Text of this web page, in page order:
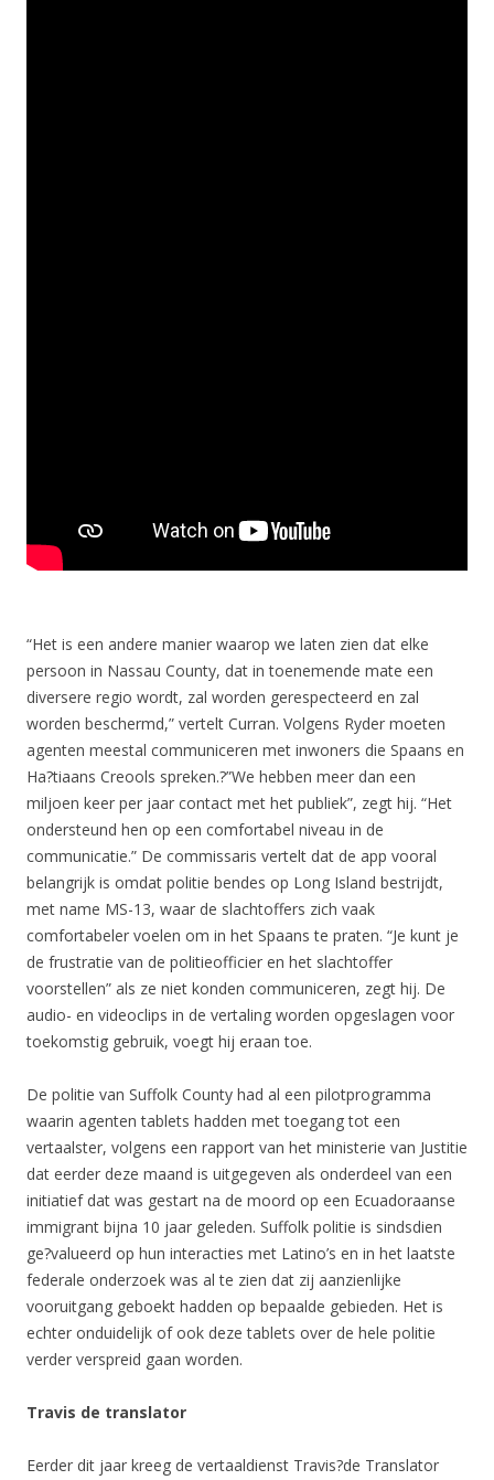
“Het is een andere manier waarop we laten zien dat elke
persoon in Nassau County, dat in toenemende mate een
diversere regio wordt, zal worden gerespecteerd en zal
worden beschermd,” vertelt Curran. Volgens Ryder moeten
agenten meestal communiceren met inwoners die Spaans en
Ha?tiaans Creools spreken.?”We hebben meer dan een
miljoen keer per jaar contact met het publiek”, zegt hij. “Het
ondersteund hen op een comfortabel niveau in de
communicatie.” De commissaris vertelt dat de app vooral
belangrijk is omdat politie bendes op Long Island bestrijdt,
met name MS-13, waar de slachtoffers zich vaak
comfortabeler voelen om in het Spaans te praten. “Je kunt je
de frustratie van de politieofficier en het slachtoffer
voorstellen” als ze niet konden communiceren, zegt hij. De
audio- en videoclips in de vertaling worden opgeslagen voor
toekomstig gebruik, voegt hij eraan toe.
De politie van Suffolk County had al een pilotprogramma
waarin agenten tablets hadden met toegang tot een
vertaalster, volgens een rapport van het ministerie van Justitie
dat eerder deze maand is uitgegeven als onderdeel van een
initiatief dat was gestart na de moord op een Ecuadoraanse
immigrant bijna 10 jaar geleden. Suffolk politie is sindsdien
ge?valueerd op hun interacties met Latino’s en in het laatste
federale onderzoek was al te zien dat zij aanzienlijke
vooruitgang geboekt hadden op bepaalde gebieden. Het is
echter onduidelijk of ook deze tablets over de hele politie
verder verspreid gaan worden.
Travis de translator
Eerder dit jaar kreeg de vertaaldienst Travis?de Translator